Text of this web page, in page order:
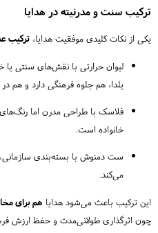
ترکیب سنت و مدرنیته در هدایا
یکی از نکات کلیدی موفقیت هدایا، ترکیب
لیوان حرارتی با نقش‌های سنتی یا
یلدا، هم جلوه فرهنگی دارد و هم
فلاسک با طراحی مدرن اما
خانواده است.
ست دمنوش با بسته‌بندی
می‌کند.
این ترکیب باعث می‌شود هدایا هم برای
چون اثرگذاری طولانی‌مدت و حفظ ارزش